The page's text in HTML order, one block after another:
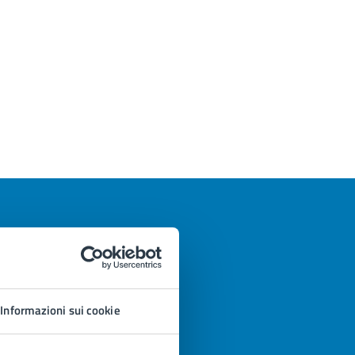
Informazioni sui cookie